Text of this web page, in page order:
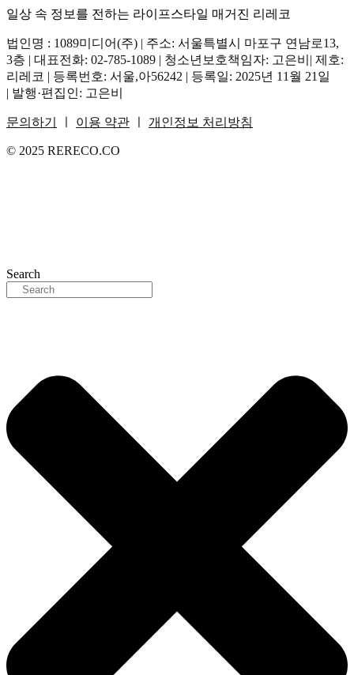
일상 속 정보를 전하는 라이프스타일 매거진 리레코
법인명 : 1089미디어(주) | 주소: 서울특별시 마포구 연남로13,
3층 | 대표전화: 02-785-1089 | 청소년보호책임자: 고은비| 제호:
리레코 | 등록번호: 서울,아56242 | 등록일: 2025년 11월 21일
| 발행·편집인: 고은비
문의하기 이용 약관 개인정보 처리방침
© 2025 RERECO.CO
Search